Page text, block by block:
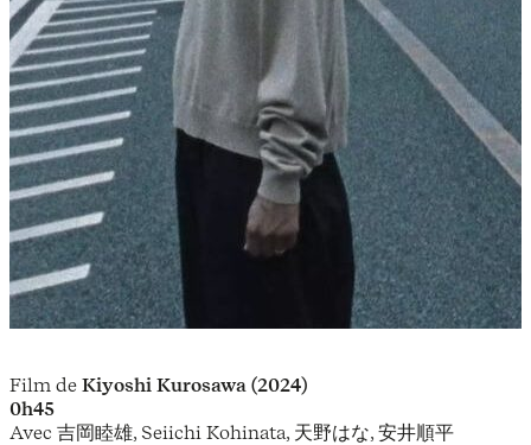
Film de Kiyoshi Kurosawa (2024)
0h45
Avec 吉岡睦雄, Seiichi Kohinata, 天野はな, 安井順平